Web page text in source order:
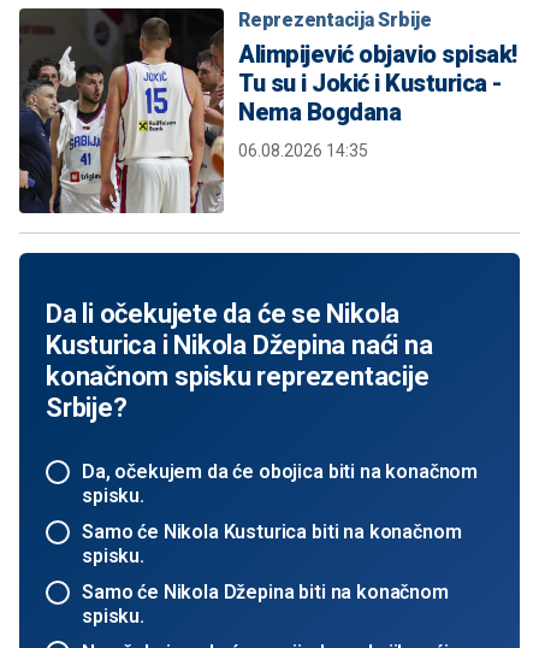
Reprezentacija Srbije
Alimpijević objavio spisak!
Tu su i Jokić i Kusturica -
Nema Bogdana
06.08.2026 14:35
Da li očekujete da će se Nikola
Kusturica i Nikola Džepina naći na
konačnom spisku reprezentacije
Srbije?
Da, očekujem da će obojica biti na konačnom
spisku.
Samo će Nikola Kusturica biti na konačnom
spisku.
Samo će Nikola Džepina biti na konačnom
spisku.